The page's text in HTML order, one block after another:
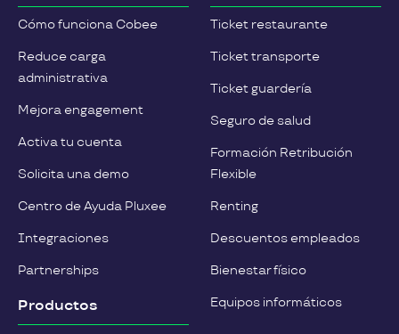
En
Leer más
Cómo funciona Cobee
Reduce carga
administrativa
Mejora engagement
Activa tu cuenta
Solicita una demo
Centro de Ayuda Pluxee
Integraciones
Partnerships
Productos
Ticket restaurante
Ticket transporte
Ticket guardería
Seguro de salud
Formación Retribución
Flexible
Renting
Descuentos empleados
Bienestar físico
Equipos informáticos